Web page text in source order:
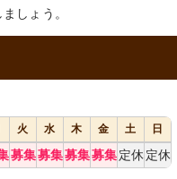
しょう。
火 水 木 金 土
日
募集募集募集募集 定休 定休